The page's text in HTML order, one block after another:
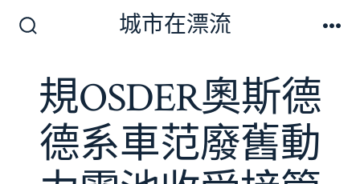
換
開
關
城市在漂流
規OSDER奧斯德
德系車范廢舊動